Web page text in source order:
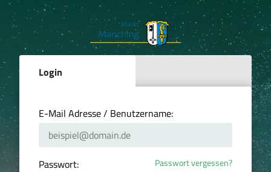
Login
E-Mail Adresse / Benutzername:
Passwort: Passwort vergessen?